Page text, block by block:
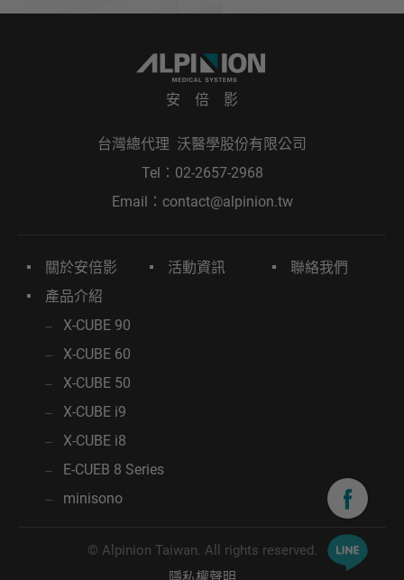
安 倍 影
台灣總代理 沃醫學股份有限公司
Tel： 02-2657-2968
Email： contact@alpinion.tw
關於安倍影
產品介紹
X-CUBE 90
X-CUBE 60
X-CUBE 50
X-CUBE i9
X-CUBE i8
E-CUEB 8 Series
minisono
活動資訊 聯絡我們
© Alpinion Taiwan. All rights reserved.